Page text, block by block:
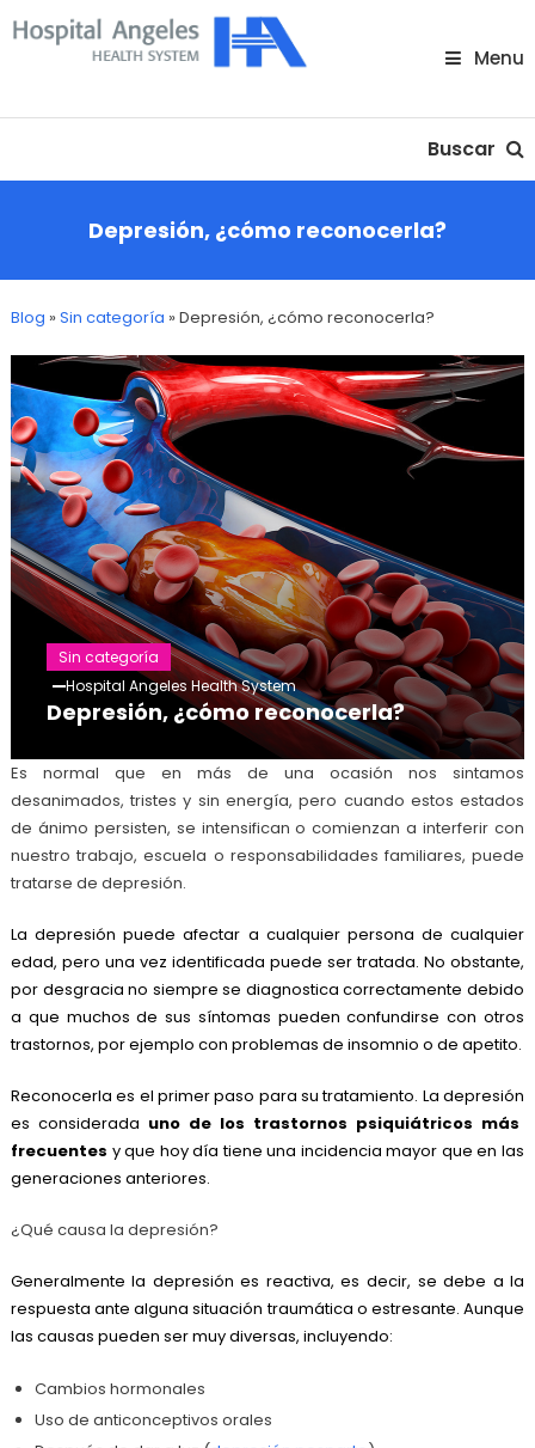
Skip
To
Menu
Buscar
Depresión, ¿cómo reconocerla?
Blog »Sin categoría »Depresión, ¿cómo reconocerla?
Sin categoría
Hospital Angeles Health System
Depresión, ¿cómo reconocerla?
Es normal que en más de una ocasión nos sintamos
desanimados, tristes y sin energía, pero cuando estos estados
de ánimo persisten, se intensifican o comienzan a interferir con
nuestro trabajo, escuela o responsabilidades familiares, puede
tratarse de depresión.
La depresión puede afectar a cualquier persona de cualquier
edad, pero una vez identificada puede ser tratada. No obstante,
por desgracia no siempre se diagnostica correctamente debido
a que muchos de sus síntomas pueden confundirse con otros
trastornos, por ejemplo con problemas de insomnio o de apetito.
Reconocerla es el primer paso para su tratamiento. Ladepresión
es considerada uno de los trastornos psiquiátricos más
frecuentes y que hoy día tiene una incidencia mayor que en las
generaciones anteriores.
¿Qué causa la depresión?
Generalmente la depresión es reactiva, es decir, se debe a la
respuesta ante alguna situación traumática o estresante. Aunque
las causas pueden ser muy diversas, incluyendo:
Cambios hormonales
Uso de anticonceptivos orales